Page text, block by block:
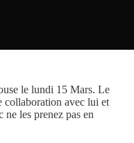
le lundi 15 Mars. Le
collaboration avec lui et
les prenez pas en